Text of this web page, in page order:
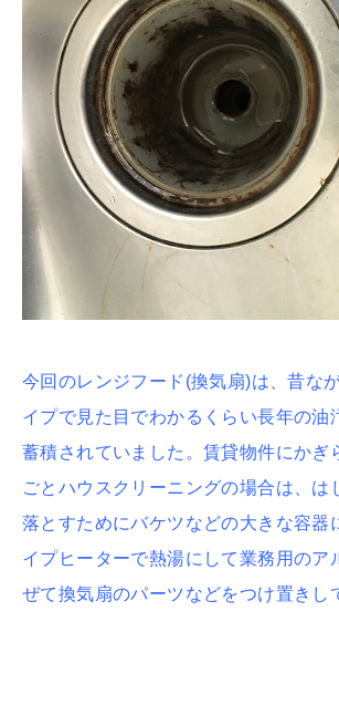
今回のレンジフード(換気扇)は、昔な
イプで見た目でわかるくらい長年の油
蓄積されていました。賃貸物件にかぎ
ごとハウスクリーニングの場合は、は
落とすためにバケツなどの大きな容器
イプヒーターで熱湯にして業務用のア
ぜて換気扇のパーツなどをつけ置きし